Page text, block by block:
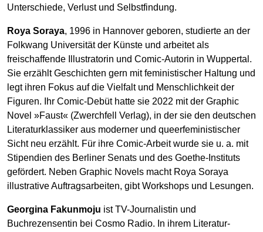
Unterschiede, Verlust und Selbstfindung.
Roya Soraya, 1996 in Hannover geboren, studierte an der
Folkwang Universität der Künste und arbeitet als
freischaffende Illustratorin und Comic-Autorin in Wuppertal.
Sie erzählt Geschichten gern mit feministischer Haltung und
legt ihren Fokus auf die Vielfalt und Menschlichkeit der
Figuren. Ihr Comic-Debüt hatte sie 2022 mit der Graphic
Novel »Faust« (Zwerchfell Verlag), in der sie den deutschen
Literaturklassiker aus moderner und queerfeministischer
Sicht neu erzählt. Für ihre Comic-Arbeit wurde sie u. a. mit
Stipendien des Berliner Senats und des Goethe-Instituts
gefördert. Neben Graphic Novels macht Roya Soraya
illustrative Auftragsarbeiten, gibt Workshops und Lesungen.
Georgina Fakunmoju ist TV-Journalistin und
Buchrezensentin bei Cosmo Radio. In ihrem Literatur-